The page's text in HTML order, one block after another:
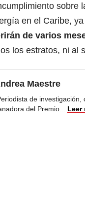
sobre
en el Caribe,
de varios
los estratos, ni al
Maestre
de
del Premio
Leer